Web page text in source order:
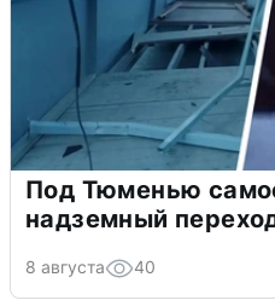
Под Тюменью
надземный
8 августа 40